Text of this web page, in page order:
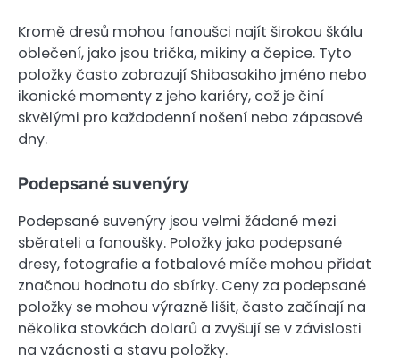
Kromě dresů mohou fanoušci najít širokou škálu
oblečení, jako jsou trička, mikiny a čepice. Tyto
položky často zobrazují Shibasakiho jméno nebo
ikonické momenty z jeho kariéry, což je činí
skvělými pro každodenní nošení nebo zápasové
dny.
Podepsané suvenýry
Podepsané suvenýry jsou velmi žádané mezi
sběrateli a fanoušky. Položky jako podepsané
dresy, fotografie a fotbalové míče mohou přidat
značnou hodnotu do sbírky. Ceny za podepsané
položky se mohou výrazně lišit, často začínají na
několika stovkách dolarů a zvyšují se v závislosti
na vzácnosti a stavu položky.